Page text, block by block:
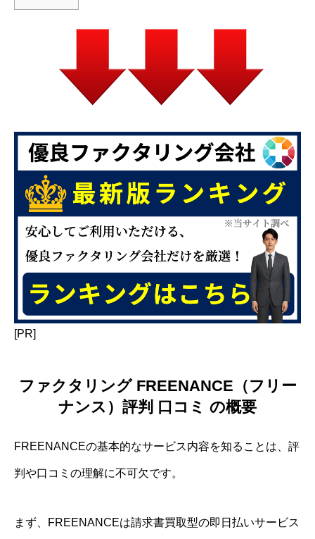
[PR]
ファクタリング FREENANCE（フリー
ナンス）評判 口コミ の概要
FREENANCEの基本的なサービス内容を知ることは、評
判や口コミの理解に不可欠です。
まず、FREENANCEは請求書買取型の即日払いサービス